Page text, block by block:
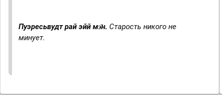
Пуэресьвудт рай эйй мэ̄н. Старость никого не
минует.